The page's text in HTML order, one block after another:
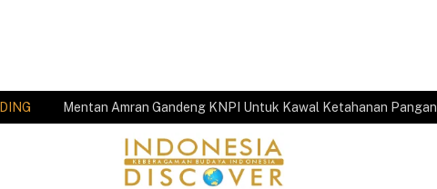
Mentan Amran Gandeng KNPI Untuk Kawal Ketahanan Pangan